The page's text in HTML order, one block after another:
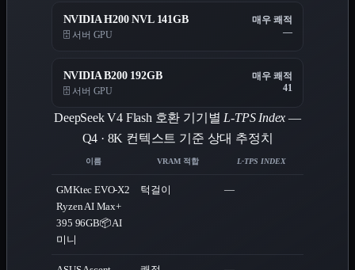
NVIDIA H200 NVL 141GB
🗄️ 서버 GPU
매우 쾌적
—
NVIDIA B200 192GB
🗄️ 서버 GPU
매우 쾌적
41
DeepSeek V4 Flash 호환 기기별 L-TPS Index —
Q4 · 8K 컨텍스트 기준 상대 추정치
이름 VRAM 적합 L-TPS INDEX
GMKtec EVO-X2
Ryzen AI Max+
395 96GB📦 AI
미니
턱걸이 —